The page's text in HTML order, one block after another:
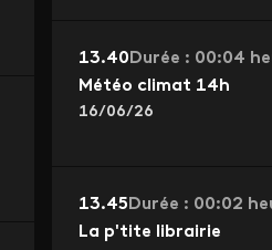
13.40 Durée : 00:04
Météo climat 14h
16/06/26
13.45 Durée : 00:02
La p'tite librairie